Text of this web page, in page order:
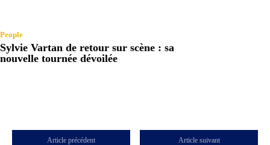
People
Sylvie Vartan de retour sur scène : sa
nouvelle tournée dévoilée
Article précédent Article suivant